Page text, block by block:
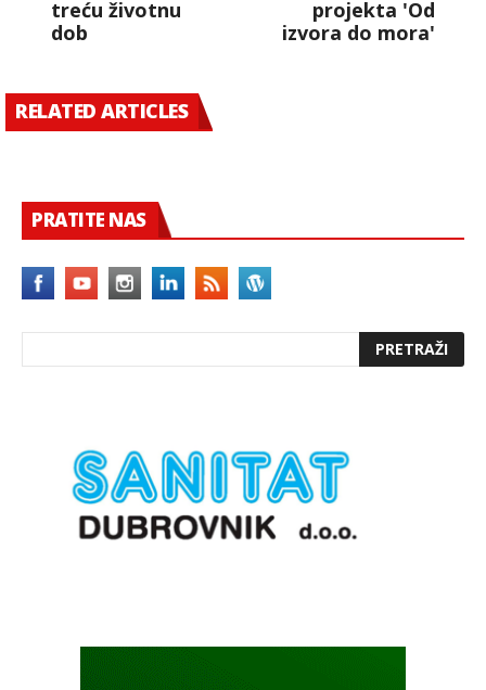
treću životnu
dob
projekta 'Od
izvora do mora'
RELATED ARTICLES
PRATITE NAS